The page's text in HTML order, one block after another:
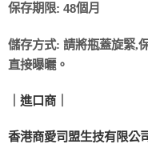
保存期限: 48個月
儲存方式: 請將瓶蓋旋緊,
直接曝曬。
｜進口商｜
香港商愛司盟生技有限公